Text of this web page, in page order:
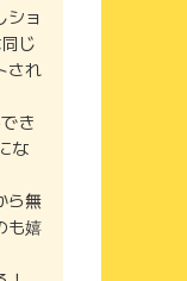
ショ
じ
され
き
な
ら無
も嬉